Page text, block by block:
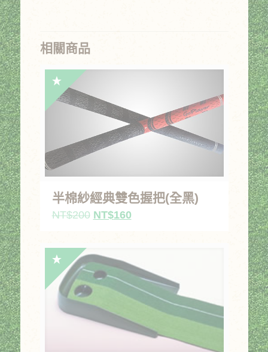
相關商品
半棉紗經典雙色握把(全黑)
NT$200 原
格：
NT$200。
NT$160目
NT$160。